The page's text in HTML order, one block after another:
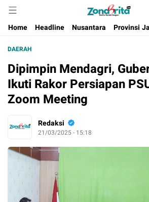
Berita Harian Negeri
Home
Headline Nusantara Provinsi
DAERAH
Dipimpin Mendagri,
Ikuti Rakor Persiapan
Zoom Meeting
Redaksi
21/03/2025 - 15:18